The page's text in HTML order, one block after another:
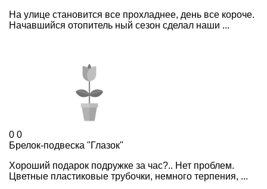
На улице становится все прохладнее, день все короче.
Начавшийся отопи­тель ный сезон сделал наши ...
0 0
Брелок-подвеска "Глазок"
Хороший подарок подружке за час?.. Нет проблем.
Цветные пластиковые трубочки, немного терпения, ...